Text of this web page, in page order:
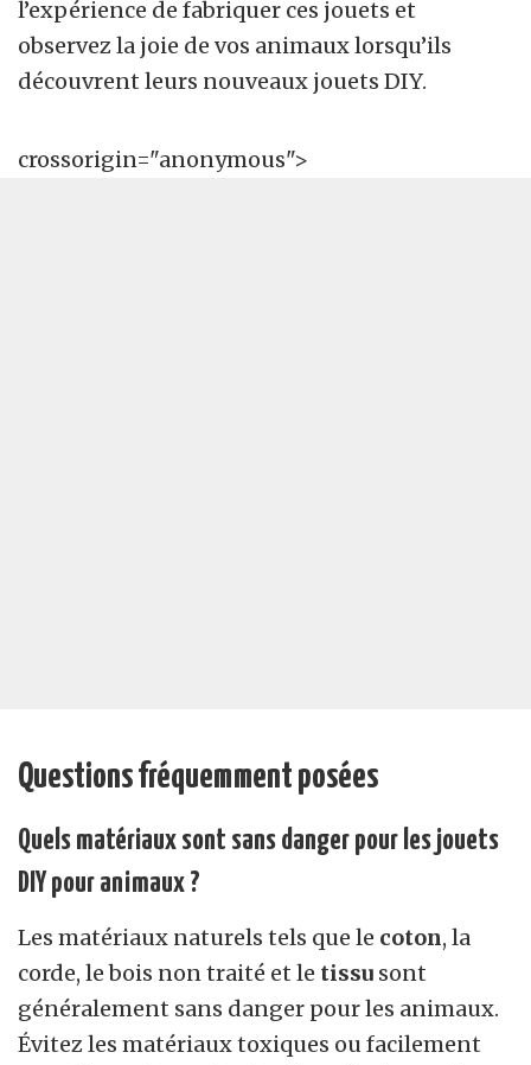
l’expérience de fabriquer ces jouets et
observez la joie de vos animaux lorsqu’ils
découvrent leurs nouveaux jouets DIY.
crossorigin="anonymous">
Questions fréquemment posées
Quels matériaux sont sans danger pour les jouets
DIY pour animaux ?
Les matériaux naturels tels que le coton, la
corde, le bois non traité et le tissu sont
généralement sans danger pour les animaux.
Évitez les matériaux toxiques ou facilement